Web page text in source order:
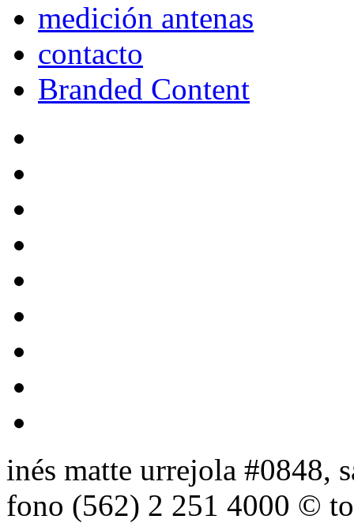
medición antenas
contacto
Branded Content
inés matte urrejola #0848,
fono (562) 2 251 4000 ©